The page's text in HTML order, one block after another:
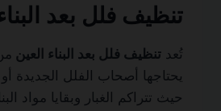
تنظيف فلل بعد
تُعد تنظيف فلل بعد البناء العين
يحتاجها أصحاب الفلل الجديدة
حيث تتراكم الغبار وبقايا مواد